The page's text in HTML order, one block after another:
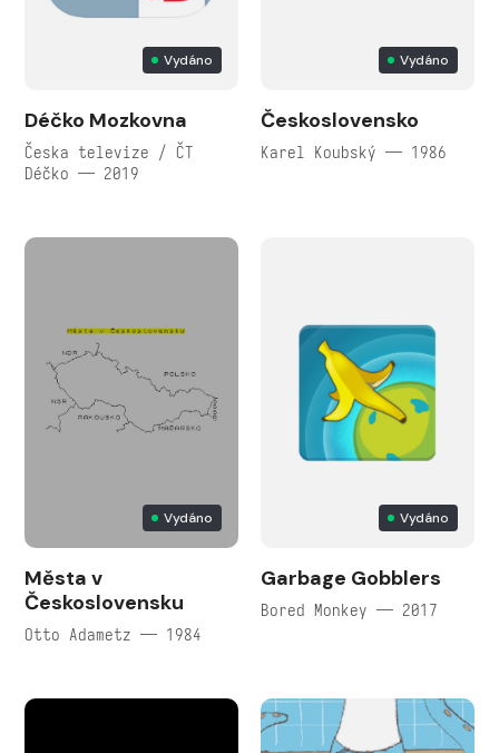
Vydáno
Déčko Mozkovna
Česka televize / ČT
Déčko — 2019
Vydáno
Československo
Karel Koubský — 1986
Vydáno
Města v
Československu
Otto Adametz — 1984
Vydáno
Garbage Gobblers
Bored Monkey — 2017